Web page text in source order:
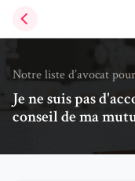
Notre liste d’avocat
Je ne suis pas
conseil de ma